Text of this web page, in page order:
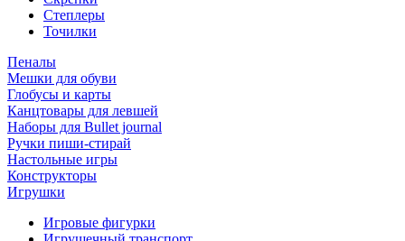
Степлеры
Точилки
Пеналы
Мешки для обуви
Глобусы и карты
Канцтовары для левшей
Наборы для Bullet journal
Ручки пиши-стирай
Настольные игры
Конструкторы
Игрушки
Игровые фигурки